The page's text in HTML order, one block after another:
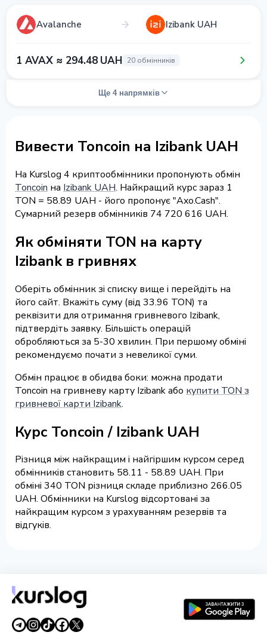
Avalanche Izibank UAH
1 AVAX ≈ 294.48 UAH 20 обмінників
Ще 4 напрямків
Вивести Toncoin на Izibank UAH
На Kurslog 4 криптообмінники пропонують обмін
Toncoin на Izibank UAH. Найкращий курс зараз 1
TON = 58.89 UAH - його пропонує "Axo.Cash".
Сумарний резерв обмінників 74 720 616 UAH.
Як обміняти TON на карту
Izibank в гривнях
Оберіть обмінник зі списку вище і перейдіть на
його сайт. Вкажіть суму (від 33.96 TON) та
реквізити для отримання гривневого Izibank,
підтвердіть заявку. Більшість операцій
обробляються за 5-30 хвилин. При першому обміні
рекомендуємо почати з невеликої суми.
Обмін працює в обидва боки: можна продати
Toncoin на гривневу карту Izibank або купити TON з
гривневої карти Izibank.
Курс Toncoin / Izibank UAH
Різниця між найкращим і найгіршим курсом серед
обмінників становить 58.11 - 58.89 UAH. При
обміні 340 TON різниця складе приблизно 266.05
UAH. Обмінники на Kurslog відсортовані за
найкращим курсом з урахуванням резервів та
відгуків.